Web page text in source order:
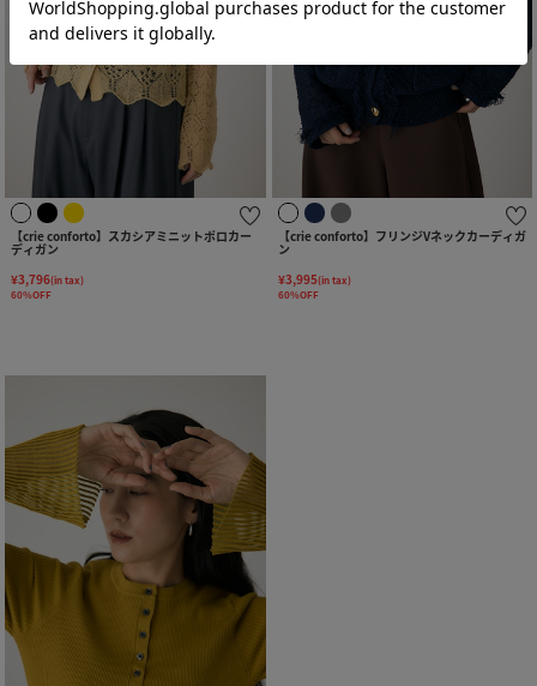
【crie conforto】スカシアミニットポロカー
ディガン
¥3,796(in tax)
60%OFF
【crie conforto】フリンジVネックカーディガ
ン
¥3,995(in tax)
60%OFF